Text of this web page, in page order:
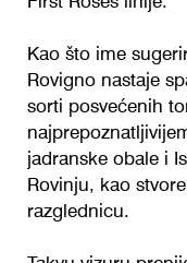
Kao što ime
Rovigno nastaje
sorti posvećenih
jadranske obale i
Rovinju, kao
razglednicu.